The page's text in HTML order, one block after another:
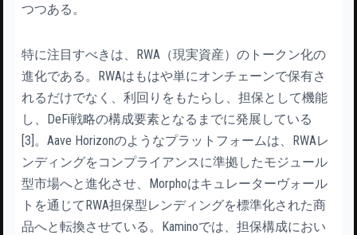
つつある。
特に注目すべきは、RWA（現実資産）のトークン化の
進化である。RWAはもはや単にオンチェーンで保有さ
れるだけでなく、利回りをもたらし、担保として機能
し、DeFi戦略の構成要素となるまでに発展している
[3]。Aave Horizonのようなプラットフォームは、RWAレ
ンディングをコンプライアンスに準拠したモジュール
型市場へと進化させ、Morphoはキュレーターヴォール
トを通じてRWA担保型レンディングを標準化された商
品へと転換させている。Kaminoでは、担保構成におい